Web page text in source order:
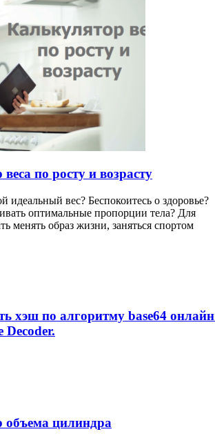
по росту и возрасту
идеальный вес? Беспокоитесь о здоровье?
оптимальные пропорции тела? Для
менять образ жизни, заняться спортом
хэш по алгоритму base64
Decoder.
объема цилиндра